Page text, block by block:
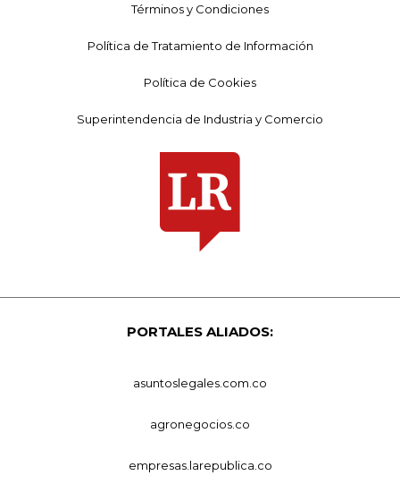
Términos y Condiciones
Política de Tratamiento de Información
Política de Cookies
Superintendencia de Industria y Comercio
PORTALES ALIADOS:
asuntoslegales.com.co
agronegocios.co
empresas.larepublica.co